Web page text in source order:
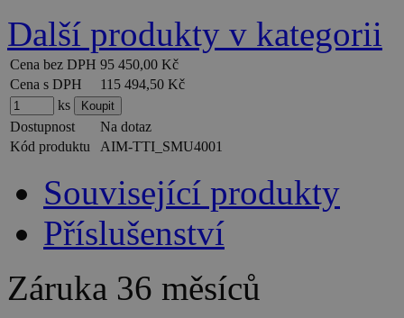
Další produkty v kategorii
Cena bez DPH 95 450,00 Kč
Cena s DPH
115 494,50 Kč
ks
Dostupnost
Na dotaz
Kód produktu
AIM-TTI_SMU4001
Související produkty
Příslušenství
Záruka 36 měsíců